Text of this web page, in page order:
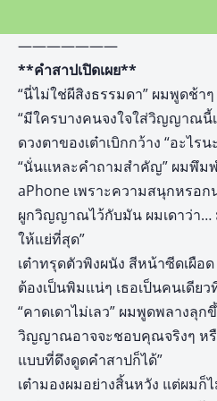
———————
**คำสาปเปิดเผย**
“นี่ไม่ใช่ผีสิงธรรมดา” ผมพูดช้
“มีใครบางคนจงใจใส่วิญญาณนี้
ดวงตาของเต๋าเบิกกว้าง “อะไร
“นั่นแหละคำถามสำคัญ” ผมพึม
aPhone เพราะความสนุกหรอ
ผูกวิญญาณไว้กับมัน ผมเดาว่า
ให้แย่ที่สุด”
เต๋าทรุดตัวพิงผนัง สีหน้าซีดเผือด
ต้องเป็นพิมแน่ๆ เธอเป็นคนเดีย
“คาดเดาไม่เลว” ผมพูดพลางลุ
วิญญาณอาจจะชอบคุณจริงๆ ห
แบบที่ดึงดูดคำสาปก็ได้”
เต๋ามองผมอย่างสิ้นหวัง แต่ผม